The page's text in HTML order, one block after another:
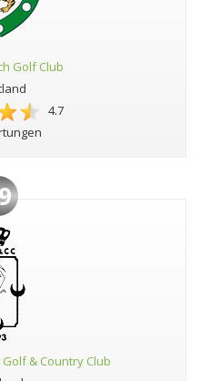
Golf Club
4.7
& Country Club